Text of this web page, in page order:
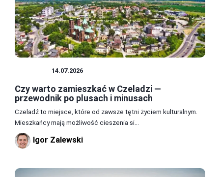
14.07.2026
Czy warto zamieszkać w Czeladzi —
przewodnik po plusach i minusach
Czeladź to miejsce, które od zawsze tętni życiem kulturalnym.
Mieszkańcy mają możliwość cieszenia si...
Igor Zalewski